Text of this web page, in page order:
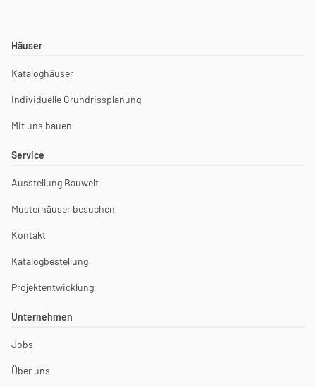
Häuser
Kataloghäuser
Individuelle Grundrissplanung
Mit uns bauen
Service
Ausstellung Bauwelt
Musterhäuser besuchen
Kontakt
Katalogbestellung
Projektentwicklung
Unternehmen
Jobs
Über uns